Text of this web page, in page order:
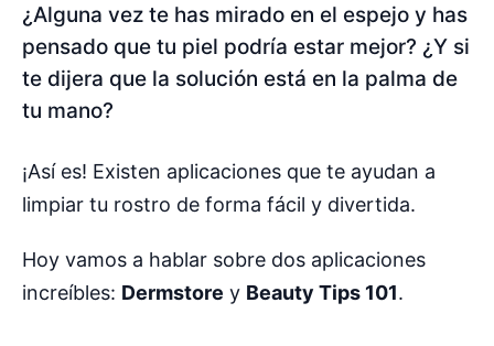
¿Alguna vez te has mirado en el espejo y has
pensado que tu piel podría estar mejor? ¿Y si
te dijera que la solución está en la palma de
tu mano?
¡Así es! Existen aplicaciones que te ayudan a
limpiar tu rostro de forma fácil y divertida.
Hoy vamos a hablar sobre dos aplicaciones
increíbles: Dermstore y Beauty Tips 101.